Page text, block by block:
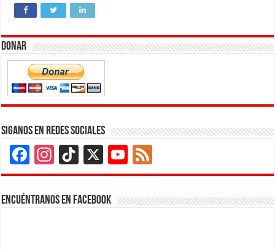
Donar
Siganos en Redes Sociales
Facebook
Instagram
TikTok
X
YouTube
Channel
Encuéntranos en Facebook